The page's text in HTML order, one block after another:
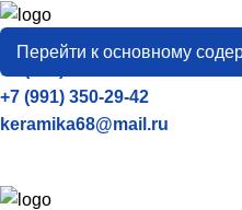
Перейти к основному
город
Тамбов
+7 (906) 657-33-54
+7 (991) 350-29-42
keramika68@mail.ru